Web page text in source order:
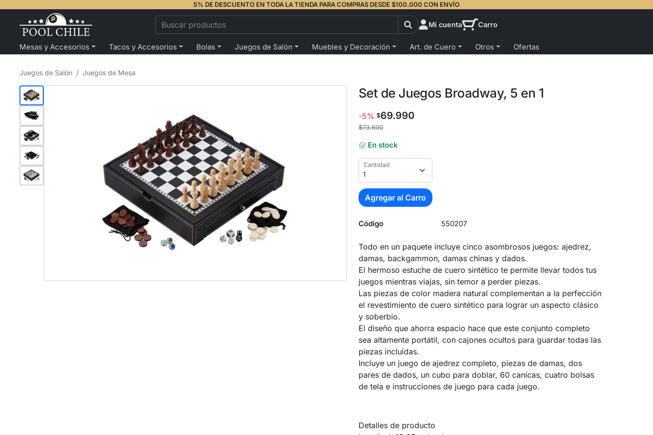
5% DE DESCUENTO EN TODA LA TIENDA PARA COMPRAS DESDE $100.000 CON ENVÍO
Mi cuenta Carro
Mesas y Accesorios Tacos y Accesorios Bolas Juegos de Salón Muebles y Decoración Art. de Cuero Otros Ofertas
Juegos de Salón Juegos de Mesa
Set de Juegos Broadway, 5 en 1
-5% $69.990
$73.600
En stock
Cantidad
Agregar al Carro
Código 550207
Todo en un paquete incluye cinco asombrosos juegos: ajedrez,
damas, backgammon, damas chinas y dados.
El hermoso estuche de cuero sintético te permite llevar todos tus
juegos mientras viajas, sin temor a perder piezas.
Las piezas de color madera natural complementan a la perfección
el revestimiento de cuero sintético para lograr un aspecto clásico
y soberbio.
El diseño que ahorra espacio hace que este conjunto completo
sea altamente portátil, con cajones ocultos para guardar todas las
piezas incluidas.
Incluye un juego de ajedrez completo, piezas de damas, dos
pares de dados, un cubo para doblar, 60 canicas, cuatro bolsas
de tela e instrucciones de juego para cada juego.
Detalles de producto